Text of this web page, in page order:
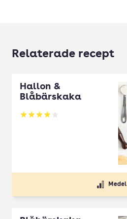
Relaterade recept
Hallon &
Blåbärskaka
Betyg: 3.86 av 5
Medel